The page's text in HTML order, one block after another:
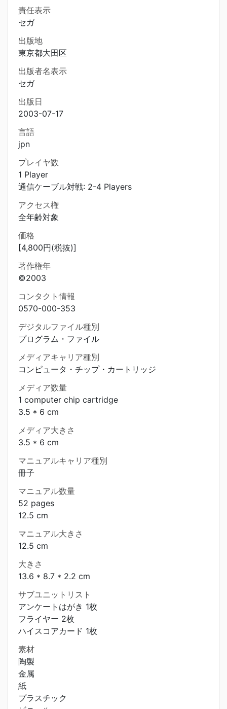
責任表示
セガ
出版地
東京都大田区
出版者名表示
セガ
出版日
2003-07-17
言語
jpn
プレイヤ数
1 Player
通信ケーブル対戦: 2-4 Players
アクセス権
全年齢対象
価格
[4,800円(税抜)]
著作権年
©2003
コンタクト情報
0570-000-353
デジタルファイル種別
プログラム・ファイル
メディアキャリア種別
コンピュータ・チップ・カートリッジ
メディア数量
1 computer chip cartridge
3.5 * 6 cm
メディア大きさ
3.5 * 6 cm
マニュアルキャリア種別
冊子
マニュアル数量
52 pages
12.5 cm
マニュアル大きさ
12.5 cm
大きさ
13.6 * 8.7 * 2.2 cm
サブユニットリスト
アンケートはがき 1枚
フライヤー 2枚
ハイスコアカード 1枚
素材
陶製
金属
紙
プラスチック